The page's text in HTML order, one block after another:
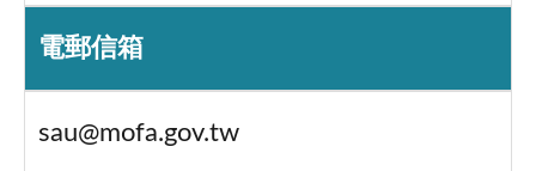
電郵信箱
sau@mofa.gov.tw